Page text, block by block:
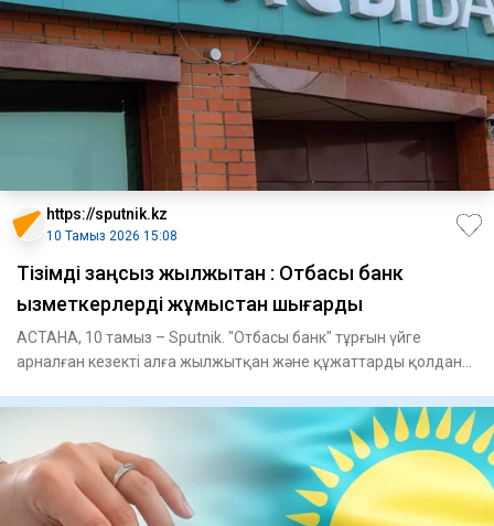
https://sputnik.kz
10 Тамыз 2026 15:08
Тізімді заңсыз жылжытқан : Отбасы банк
қызметкерлерді жұмыстан шығарды
АСТАНА, 10 тамыз – Sputnik. "Отбасы банк" тұрғын үйге
арналған кезекті алға жылжытқан және құжаттарды қолдан